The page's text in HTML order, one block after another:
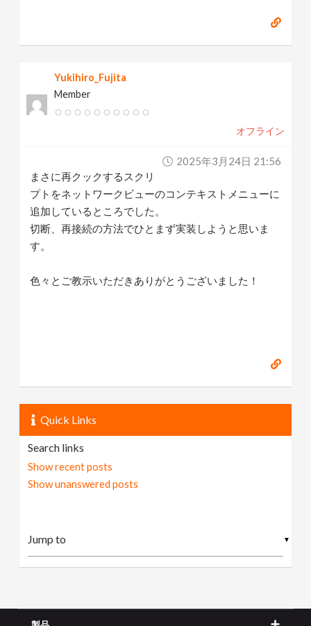
Yukihiro_Fujita
Member
オフライン
2025年3月24日 21:56
まさに再クックするスクリ
プトをネットワークビューのコンテキストメニューに
追加しているところでした。
切断、再接続の方法でひとまず実装しようと思いま
す。
色々とご教示いただきありがとうございました！
Quick Links
Search links
Show recent posts
Show unanswered posts
▼